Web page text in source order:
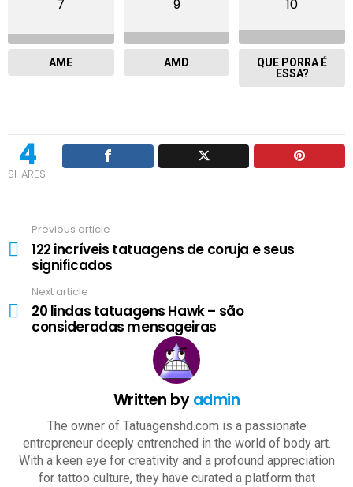
7
AME
9
AMD
10
QUE PORRA É
ESSA?
4
SHARES
more
Previous article
122 incríveis tatuagens de coruja e seus
significados
Next article
20 lindas tatuagens Hawk – são
consideradas mensageiras
Written byadmin
The owner of Tatuagenshd.com is a passionate
entrepreneur deeply entrenched in the world of body art.
With a keen eye for creativity and a profound appreciation
for tattoo culture, they have curated a platform that